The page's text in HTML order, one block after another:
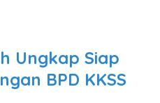
Ungkap Siap
BPD KKSS